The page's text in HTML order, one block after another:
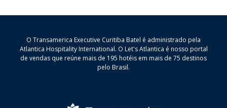
O Transamerica Executive Curitiba Batel é administrado pela
Atlantica Hospitality International. O Let's Atlantica é nosso portal
de vendas que reúne mais de 195 hotéis em mais de 75 destinos
pelo Brasil.